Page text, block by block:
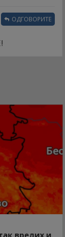
ОДГОВОРИТЕ